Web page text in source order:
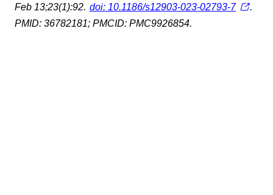
Feb 13;23(1):92. doi: 10.1186/s12903-023-02793-7
.
PMID: 36782181; PMCID: PMC9926854.